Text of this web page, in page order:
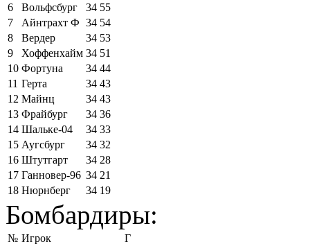
6
Вольфсбург 34 55
7
Айнтрахт Ф 34 54
8
Вердер 34 53
9
Хоффенхайм 34 51
10 Фортуна 34 44
11 Герта 34 43
12 Майнц 34 43
13 Фрайбург 34 36
14 Шальке-04 34 33
15 Аугсбург 34 32
16 Штутгарт 34 28
17 Ганновер-96 34 21
18 Нюрнберг 34 19
Бомбардиры:
№ Игрок
Г